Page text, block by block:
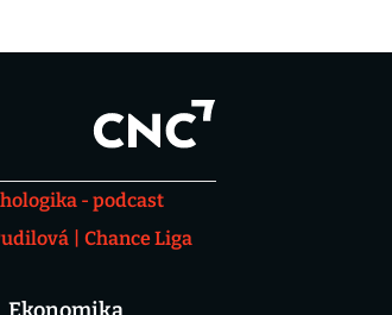
- podcast
Chance Liga